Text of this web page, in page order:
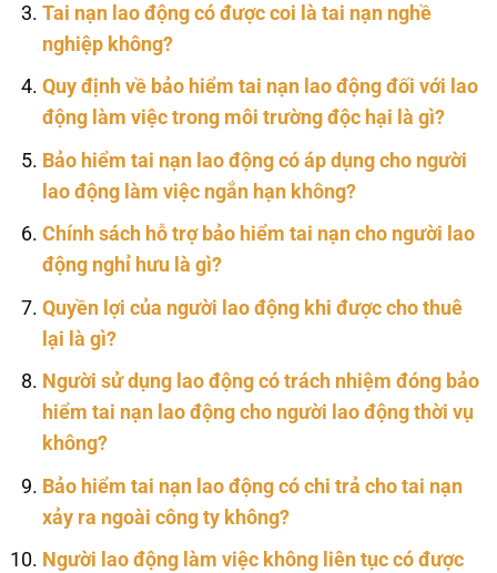
Tai nạn lao động có được coi là tai nạn nghề
nghiệp không?
Quy định về bảo hiểm tai nạn lao động đối với lao
động làm việc trong môi trường độc hại là gì?
Bảo hiểm tai nạn lao động có áp dụng cho người
lao động làm việc ngắn hạn không?
Chính sách hỗ trợ bảo hiểm tai nạn cho người lao
động nghỉ hưu là gì?
Quyền lợi của người lao động khi được cho thuê
lại là gì?
Người sử dụng lao động có trách nhiệm đóng bảo
hiểm tai nạn lao động cho người lao động thời vụ
không?
Bảo hiểm tai nạn lao động có chi trả cho tai nạn
xảy ra ngoài công ty không?
Người lao động làm việc không liên tục có được